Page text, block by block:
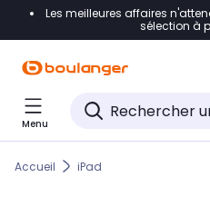
Accéder directement à la
Accéder directement au
Accéder directement au
Les meilleures affaires
sélection à
Menu
Accueil iPad